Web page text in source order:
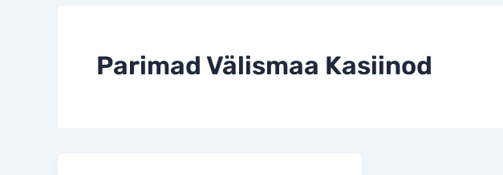
Parimad Välismaa Kasiinod